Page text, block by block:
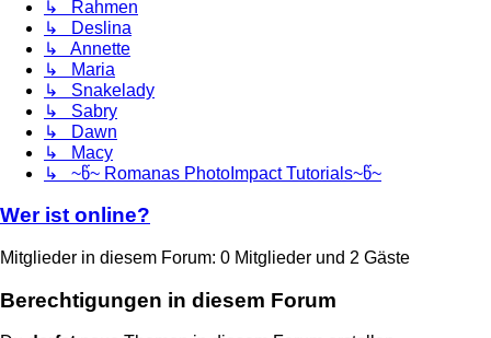
↳ Rahmen
↳ Deslina
↳ Annette
↳ Maria
↳ Snakelady
↳ Sabry
↳ Dawn
↳ Macy
↳ ~წ~ Romanas PhotoImpact Tutorials~წ~
Wer ist online?
Mitglieder in diesem Forum: 0 Mitglieder und 2 Gäste
Berechtigungen in diesem Forum